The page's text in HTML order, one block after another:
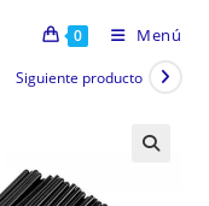
0 Menú
Siguiente producto